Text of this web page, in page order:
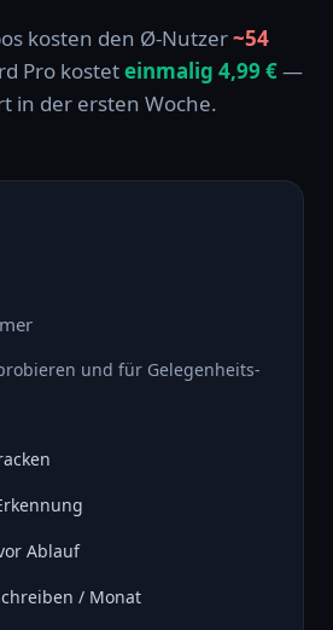
kosten den Ø-Nutzer~54
Pro kosteteinmalig 4,99 €—
in der ersten Woche.
und für Gelegenheits-
Ablauf
/ Monat